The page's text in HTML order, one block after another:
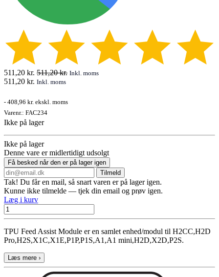
511,20 kr. 511,20kr. Inkl. moms
511,20 kr. Inkl. moms
- 408,96 kr. ekskl. moms
Varenr.: FAC234
Ikke på lager
Ikke på lager
Denne vare er midlertidigt udsolgt
Få besked når den er på lager igen
Tilmeld
Tak! Du får en mail, så snart varen er på lager igen.
Kunne ikke tilmelde — tjek din email og prøv igen.
Læg i kurv
TPU Feed Assist Module er en samlet enhed/modul til H2CC,H2D
Pro,H2S,X1C,X1E,P1P,P1S,A1,A1 mini,H2D,X2D,P2S.
Læs mere ›